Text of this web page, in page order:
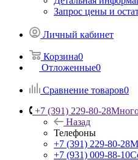
Запрос цены и
Личный кабинет
Корзина0
Отложенные0
Сравнение товаров0
+7 (391) 229-80-28
Назад
Телефоны
+7 (391) 229-80-28
+7 (931) 009-88-10